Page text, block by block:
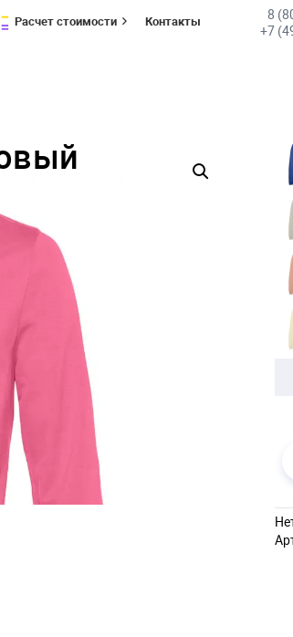
Расчет стоимости Контакты
8
+7